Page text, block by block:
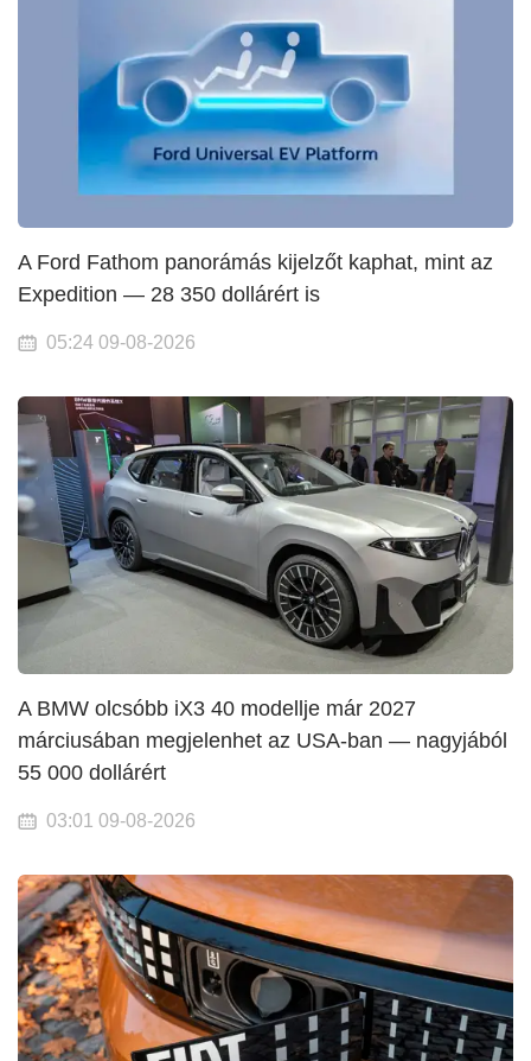
A Ford Fathom panorámás kijelzőt kaphat, mint az
Expedition — 28 350 dollárért is
05:24 09-08-2026
A BMW olcsóbb iX3 40 modellje már 2027
márciusában megjelenhet az USA-ban — nagyjából
55 000 dollárért
03:01 09-08-2026